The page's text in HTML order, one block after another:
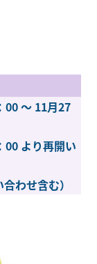
～ 11月27
より再開い
わせ含む）